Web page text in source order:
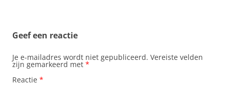
Geef een reactie
Je e-mailadres wordt niet gepubliceerd. Vereiste velden
zijn gemarkeerd met *
Reactie *